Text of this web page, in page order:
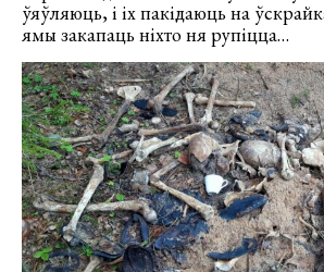
ўяўляюць, і іх пакідаюць на
ямы закапаць ніхто ня рупіцца…